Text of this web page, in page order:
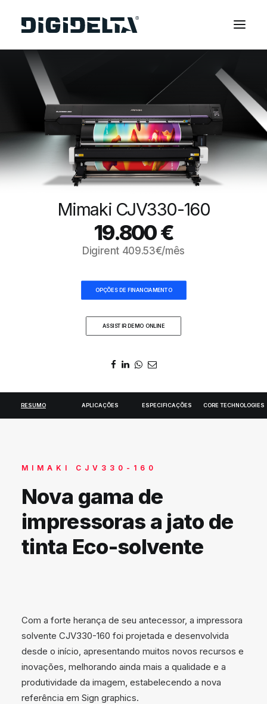
EQUIPAMENTOS
APLICAÇÕES
FINANCIAMENTO
TECNOLOGIA MIMAKI
CONTACTOS
SOBRE NÓS
MARCAS
DIGIDELTA ACADEMY
Mimaki CJV330-160
19.800€
Digirent 409.53€/mês
OPÇÕES DE FINANCIAMENTO
ASSISTIR DEMO ONLINE
RESUMO APLICAÇÕES ESPECIFICAÇÕES CORE TECHNOLOGIES
MIMAKI CJV330-160
Nova gama de
impressoras a jato de
tinta Eco-solvente
Com a forte herança de seu antecessor, a impressora
solvente CJV330-160 foi projetada e desenvolvida
desde o início, apresentando muitos novos recursos e
inovações, melhorando ainda mais a qualidade e a
produtividade da imagem, estabelecendo a nova
referência em Sign graphics.